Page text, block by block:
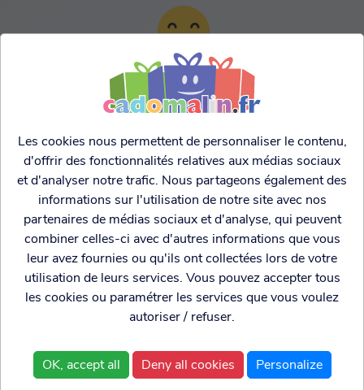
TARIFS AGRESSIFS &
FRANCO LEGER
boutique
spécialisée dans
Conditions générales de
Les cookies nous permettent de personnaliser le contenu,
d'offrir des fonctionnalités relatives aux médias sociaux
et d'analyser notre trafic. Nous partageons également des
informations sur l'utilisation de notre site avec nos
partenaires de médias sociaux et d'analyse, qui peuvent
combiner celles-ci avec d'autres informations que vous
leur avez fournies ou qu'ils ont collectées lors de votre
utilisation de leurs services. Vous pouvez accepter tous
les cookies ou paramétrer les services que vous voulez
autoriser / refuser.
OK, accept all Deny all cookies Personalize